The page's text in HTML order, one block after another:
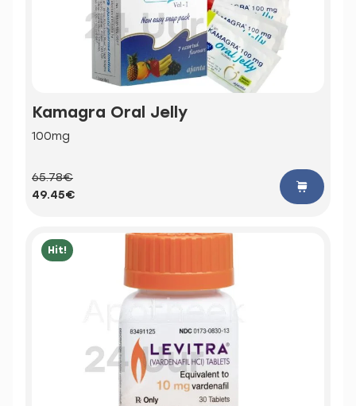
Kamagra Oral Jelly
100mg
65.78€
49.45€
Hit!